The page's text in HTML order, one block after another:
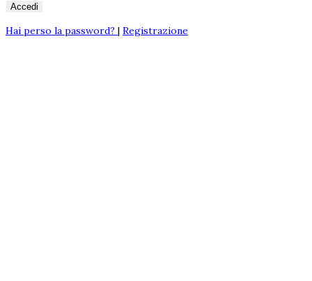
Accedi
Hai perso la password? | Registrazione